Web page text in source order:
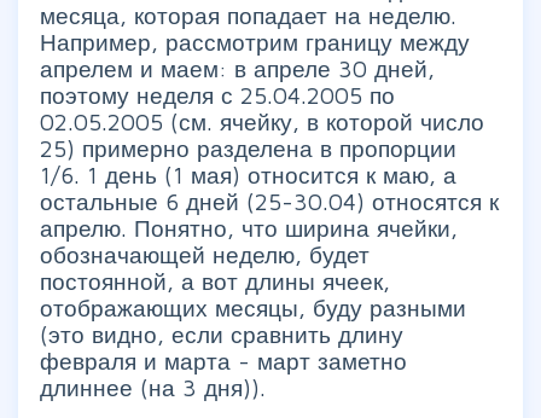
месяца, которая попадает на неделю.
Например, рассмотрим границу между
апрелем и маем: в апреле 30 дней,
поэтому неделя с 25.04.2005 по
02.05.2005 (см. ячейку, в которой число
25) примерно разделена в пропорции
1/6. 1 день (1 мая) относится к маю, а
остальные 6 дней (25-30.04) относятся к
апрелю. Понятно, что ширина ячейки,
обозначающей неделю, будет
постоянной, а вот длины ячеек,
отображающих месяцы, буду разными
(это видно, если сравнить длину
февраля и марта - март заметно
длиннее (на 3 дня)).